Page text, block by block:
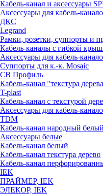
Кабель-канал и аксессуары
Аксессуары для кабель-
ДКС
Legrand
Рамки, розетки, суппорты и
Кабель-каналы с гибкой
Аксессуары для кабель-
Суппорты для к.-к. Mosaic
СВ Профиль
Кабель-канал "текстура
T-plast
Кабель-канал с текстурой
Аксессуары для кабель-
TDM
Кабель-канал народный белый
Аксессуары белые
Кабель-канал белый
Кабель-канал текстура дерево
Кабель-канал
IEK
ПРАЙМЕР, IEK
ЭЛЕКОР, IEK